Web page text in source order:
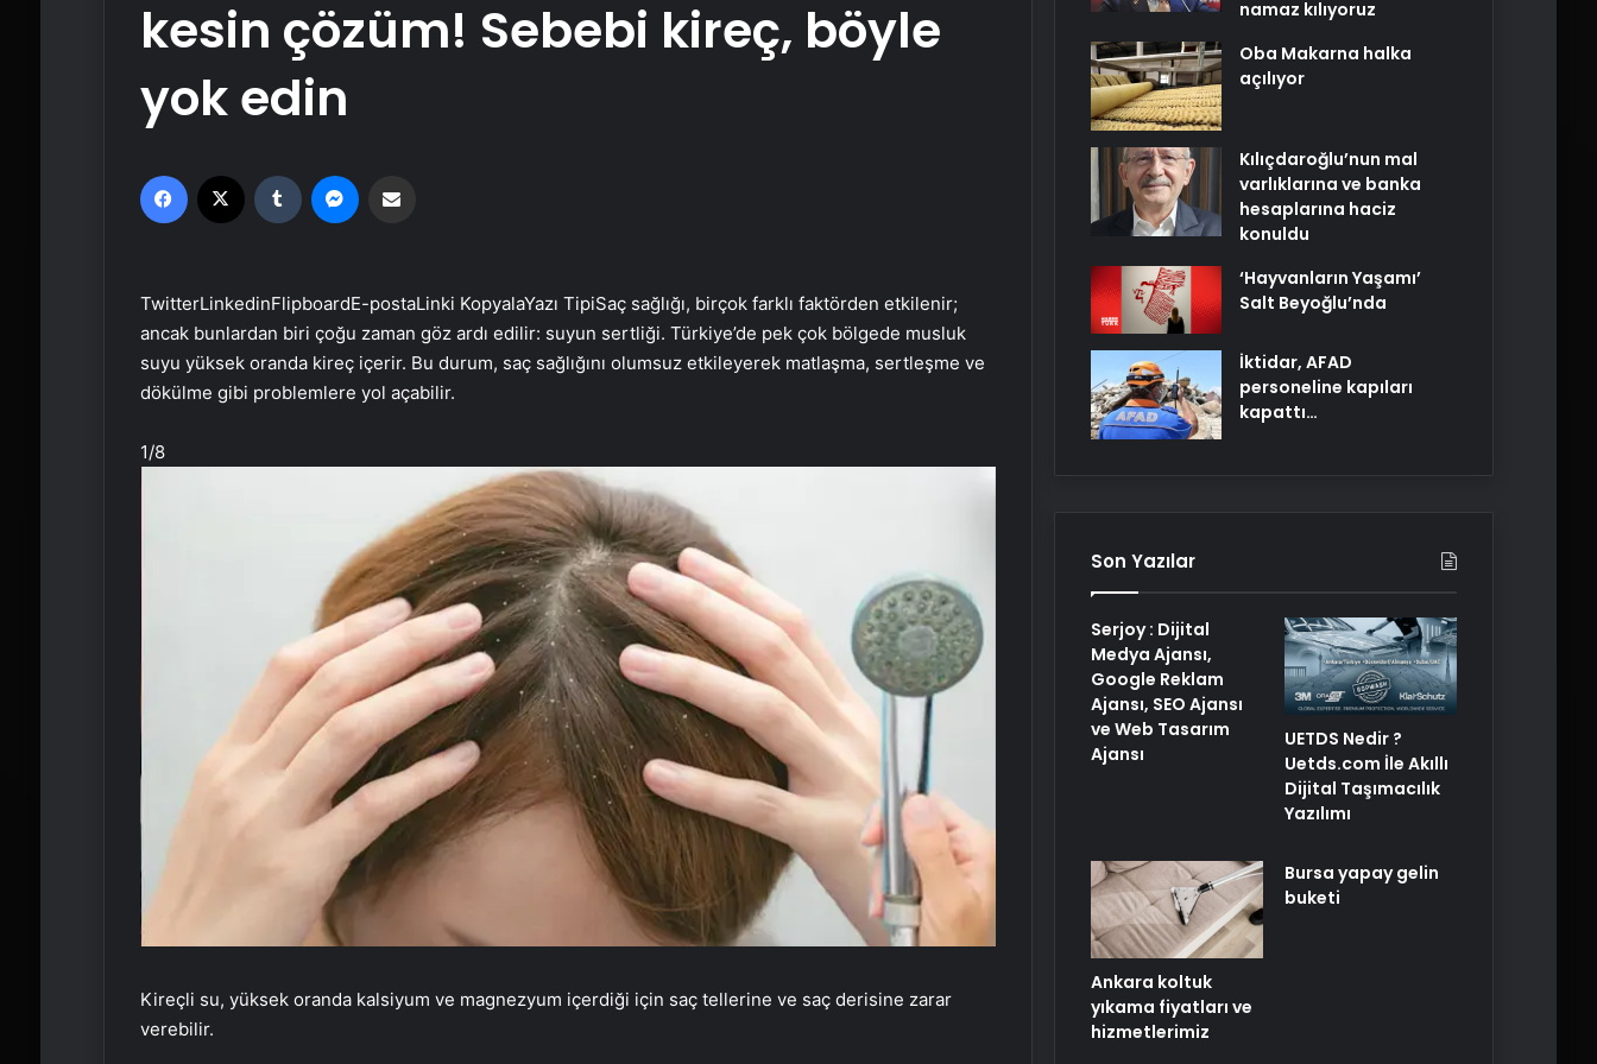
kesin çözüm! Sebebi kireç, böyle
yok edin
Facebook Tumblr
TwitterLinkedinFlipboardE-postaLinki KopyalaYazı TipiSaç sağlığı, birçok farklı faktörden etkilenir;
ancak bunlardan biri çoğu zaman göz ardı edilir: suyun sertliği. Türkiye’de pek çok bölgede musluk
suyu yüksek oranda kireç içerir. Bu durum, saç sağlığını olumsuz etkileyerek matlaşma, sertleşme ve
dökülme gibi problemlere yol açabilir.
1/8
Kireçli su, yüksek oranda kalsiyum ve magnezyum içerdiği için saç tellerine ve saç derisine zarar
verebilir.
namaz kılıyoruz
Oba Makarna halka
açılıyor
Kılıçdaroğlu’nun mal
varlıklarına ve banka
hesaplarına haciz
konuldu
‘Hayvanların Yaşamı’
Salt Beyoğlu’nda
İktidar, AFAD
personeline kapıları
kapattı…
Son Yazılar
Serjoy : Dijital
Medya Ajansı,
Google Reklam
Ajansı, SEO Ajansı
ve Web Tasarım
Ajansı
UETDS Nedir ?
Uetds.com İle Akıllı
Dijital Taşımacılık
Yazılımı
Ankara koltuk
yıkama fiyatları ve
hizmetlerimiz
Bursa yapay gelin
buketi